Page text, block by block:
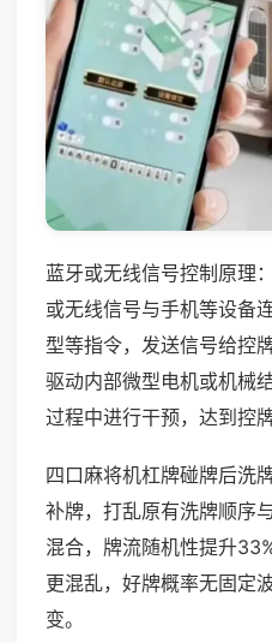
蓝牙或无线信号控制原理
或无线信号与手机等设备
型等指令，发送信号给控
驱动内部微型电机或机械
过程中进行干预，达到控牌
四口麻将机杠牌碰牌后洗
补牌，打乱原有洗牌顺序
混合，牌流随机性提升
更混乱，好牌概率无固定
变。